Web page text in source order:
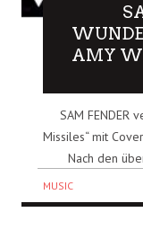
AMY
SAM FENDER
Missiles“ mit
Nach den
MUSIC